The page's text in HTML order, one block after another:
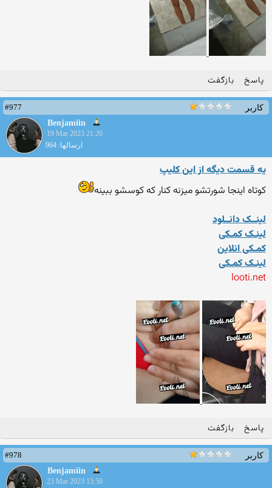
پاسخ بازگفت
کاربر
#977
Benjamiin
19 Mar 2023 21:20
ارسالها: 964
یه قسمت دیگه از این کلیپ
کوتاه اینجا شورتشو میزنه کنار که کوسشو ببینه
لینــک دانــلود
لینـک کمـکی
کمـکی انلاین
لینـک کمـکی
looti.net
پاسخ بازگفت
کاربر
#978
Benjamiin
23 Mar 2023 13:50